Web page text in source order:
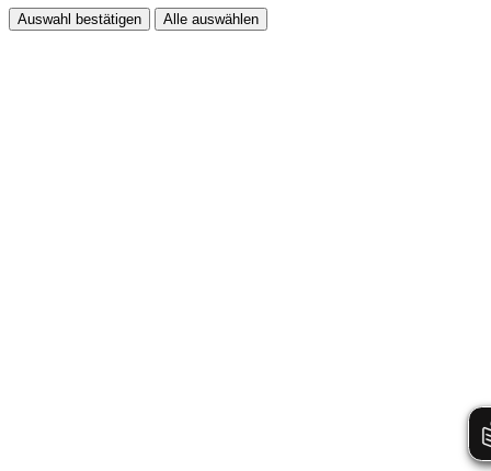
Auswahl bestätigen Alle auswählen